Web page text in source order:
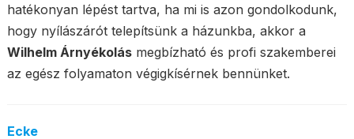
hatékonyan lépést tartva, ha mi is azon gondolkodunk,
hogy nyílászárót telepítsünk a házunkba, akkor a
Wilhelm Árnyékolásmegbízható és profi szakemberei
az egész folyamaton végigkísérnek bennünket.
Ecke